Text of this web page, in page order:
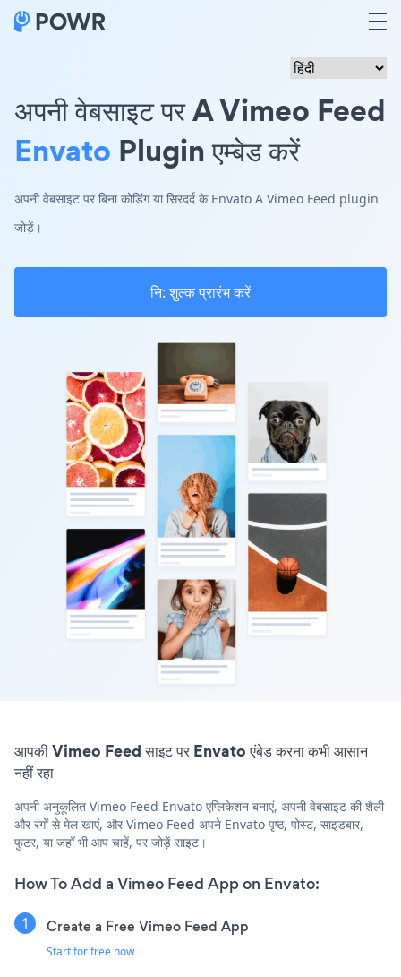
अपनी वेबसाइट पर A Vimeo Feed
Envato Plugin एम्बेड करें
अपनी वेबसाइट पर बिना कोडिंग या सिरदर्द के Envato A Vimeo Feed plugin
जोड़ें।
नि: शुल्क प्रारंभ करें
आपकी Vimeo Feed साइट पर Envato एंबेड करना कभी आसान
नहीं रहा
अपनी अनुकूलित Vimeo Feed Envato एप्लिकेशन बनाएं, अपनी वेबसाइट की शैली
और रंगों से मेल खाएं, और Vimeo Feed अपने Envato पृष्ठ, पोस्ट, साइडबार,
फुटर, या जहाँ भी आप चाहें, पर जोड़ें साइट।
How To Add a Vimeo Feed App on Envato:
Create a Free Vimeo Feed App
Start for free now